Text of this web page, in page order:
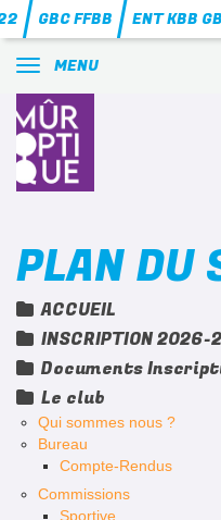
GBC FFBB ENT KBB
MENU
PLAN DU
ACCUEIL
INSCRIPTION 2026-
Documents
Le club
Qui sommes nous ?
Bureau
Compte-Rendus
Commissions
Sportive
Panneau de gestion des cookies